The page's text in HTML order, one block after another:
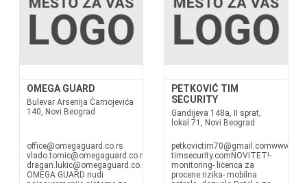
OMEGA GUARD
Bulevar Arsenija Čarnojevića
140, Novi Beograd
office@omegaguard.co.rs
vlado.tomic@omegaguard.co.rs
dragan.lukic@omegaguard.co.rs•
OMEGA GUARD nudi
PETKOVIĆ TIM
SECURITY
Gandijeva 148a, II sprat,
lokal 71, Novi Beograd
timsecurity.comNOVITET!-
monitoring- licenca za
procene rizika- mobilna